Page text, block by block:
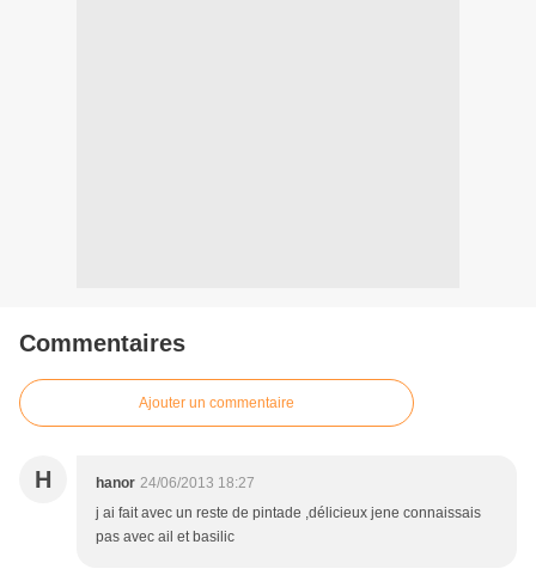
Commentaires
Ajouter un commentaire
H hanor 24/06/2013 18:27
j ai fait avec un reste de pintade ,délicieux jene connaissais
pas avec ail et basilic